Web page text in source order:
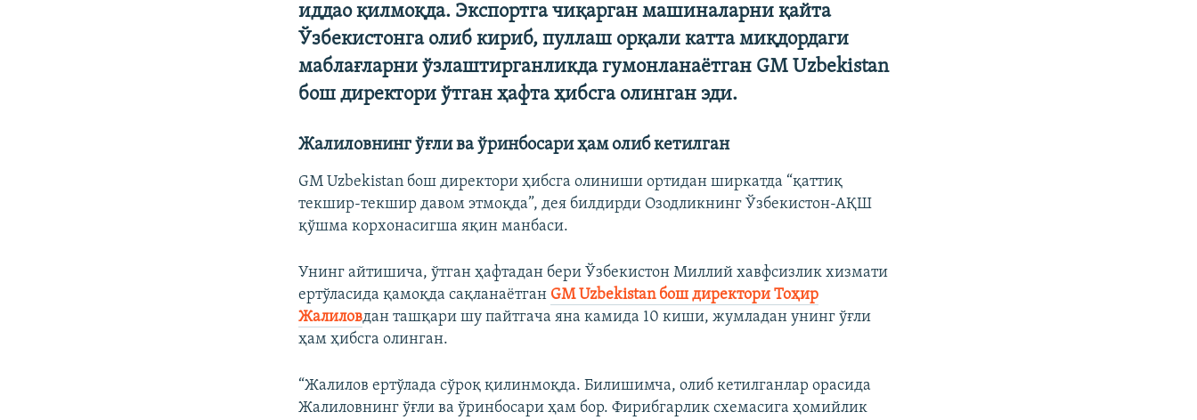
иддао қилмоқда. Экспортга чиқарган машиналарни қайта
Ўзбекистонга олиб кириб, пуллаш орқали катта миқдордаги
маблағларни ўзлаштирганликда гумонланаётган GM Uzbekistan
бош директори ўтган ҳафта ҳибсга олинган эди.
Жалиловнинг ўғли ва ўринбосари ҳам олиб кетилган
GM Uzbekistan бош директори ҳибсга олиниши ортидан ширкатда “қаттиқ
текшир-текшир давом этмоқда”, дея билдирди Озодликнинг Ўзбекистон-АҚШ
қўшма корхонасигша яқин манбаси.
Унинг айтишича, ўтган ҳафтадан бери Ўзбекистон Миллий хавфсизлик хизмати
ертўласида қамоқда сақланаётган GM Uzbekistan бош директори Тоҳир
Жалиловдан ташқари шу пайтгача яна камида 10 киши, жумладан унинг ўғли
ҳам ҳибсга олинган.
“Жалилов ертўлада сўроқ қилинмоқда. Билишимча, олиб кетилганлар орасида
Жалиловнинг ўғли ва ўринбосари ҳам бор. Фирибгарлик схемасига ҳомийлик